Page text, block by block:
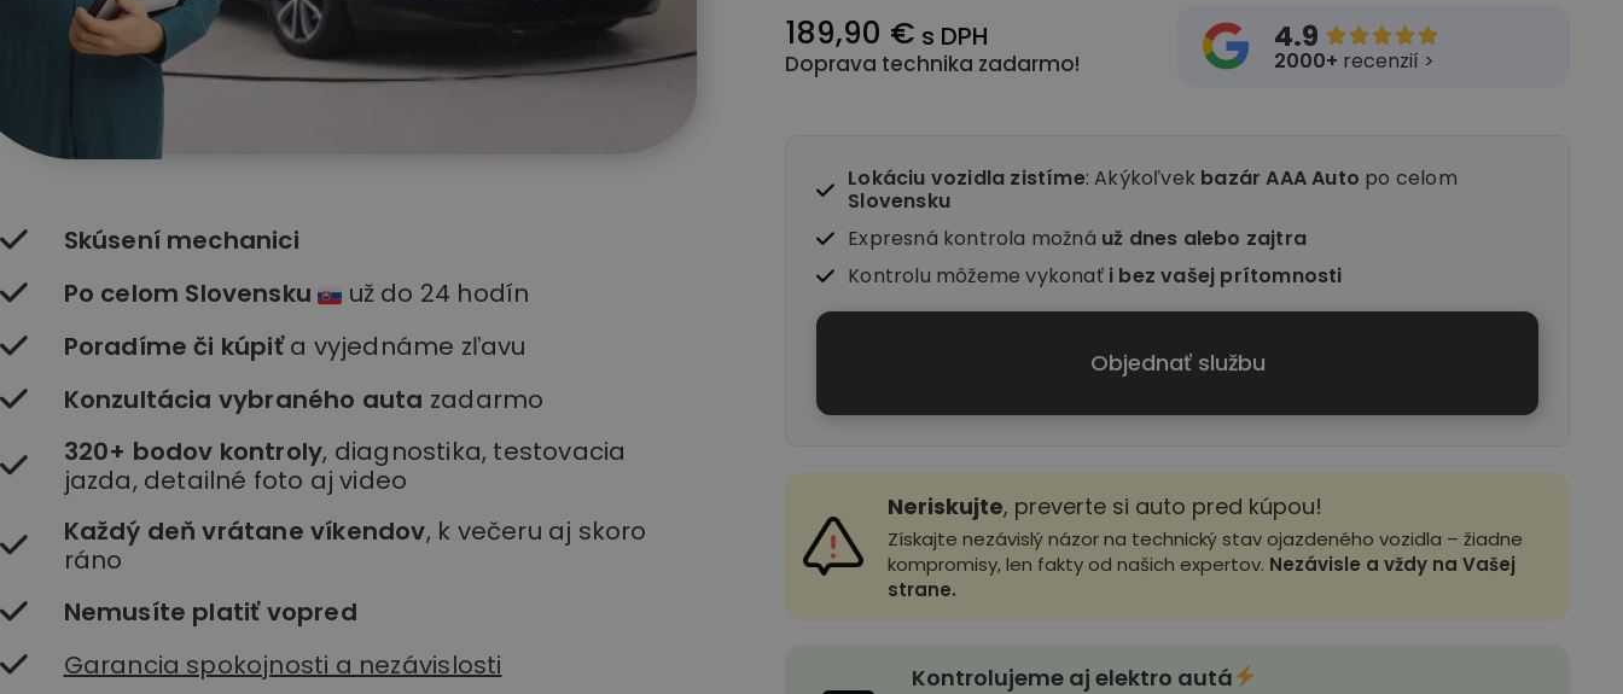
Skúsení mechanici
Po celom Slovensku
už do 24 hodín
Poradíme či kúpiťa vyjednáme zľavu
Konzultácia vybraného auta zadarmo
320+ bodov kontroly, diagnostika, testovacia
jazda, detailné foto aj video
Každý deň vrátane víkendov, k večeru aj skoro
ráno
Nemusíte platiť vopred
Garancia spokojnosti a nezávislosti
189,90 € s DPH
Doprava technika zadarmo!
4.9 
2000+ recenzií >
Lokáciu vozidla zistíme: Akýkoľvek bazár AAA Auto po celom
Slovensku
Expresná kontrola možná už dnes alebo zajtra
Kontrolu môžeme vykonať i bez vašej prítomnosti
Objednať službu
Neriskujte, preverte si auto pred kúpou!
Získajte nezávislý názor na technický stav ojazdeného vozidla – žiadne
kompromisy, len fakty od našich expertov. Nezávisle a vždy na Vašej
strane.
Kontrolujeme aj elektro autá